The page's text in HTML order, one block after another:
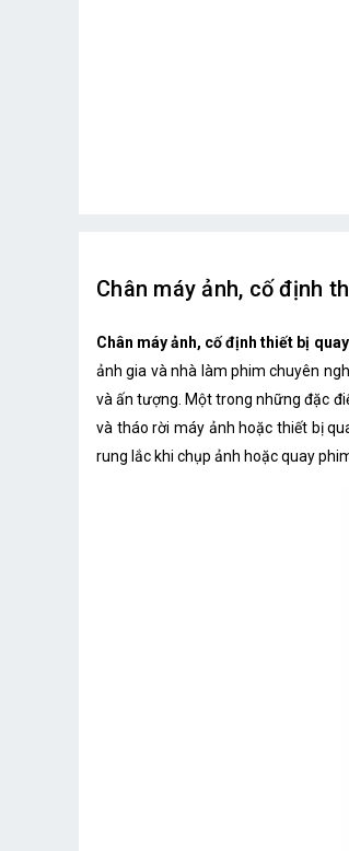
Chân máy ảnh, cố định
Chân máy ảnh, cố định thiết bị
ảnh gia và nhà làm phim chuyên
và ấn tượng. Một trong những đặc
và tháo rời máy ảnh hoặc thiết bị
rung lắc khi chụp ảnh hoặc quay